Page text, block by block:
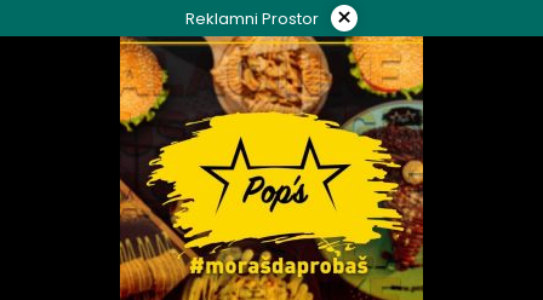
to
Reklamni Prostor ×